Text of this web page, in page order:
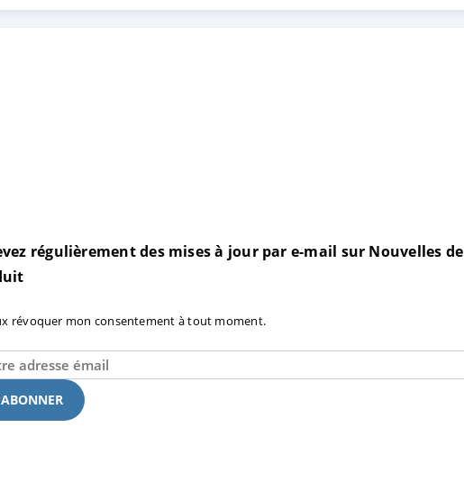
régulièrement des mises à jour par e-mail sur Nouvelles de
révoquer mon consentement à tout moment.